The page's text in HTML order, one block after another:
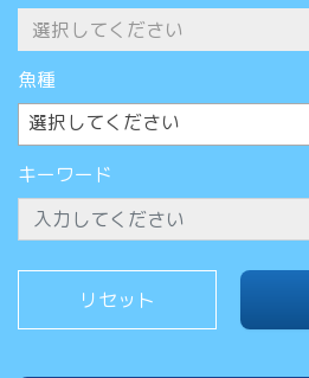
魚種
選択してください
キーワード